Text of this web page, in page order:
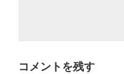
コメントを残す